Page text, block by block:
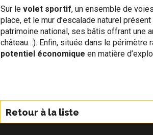
Sur le volet sportif, un ensemble de
place, et le mur d’escalade naturel
patrimoine national, ses bâtis offrant une
château…). Enfin, située dans le périmètre
potentiel économique en matière
Retour à la liste